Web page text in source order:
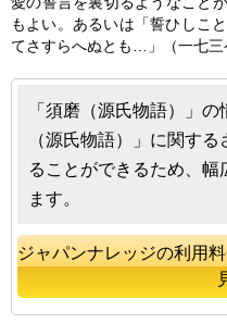
もよい。あるいは「誓ひしこと
てさすらへぬとも…」（一七三
「須磨（源氏物語）」
（源氏物語）」に関す
ることができるため、幅
ます。
ジャパンナレッジの利用